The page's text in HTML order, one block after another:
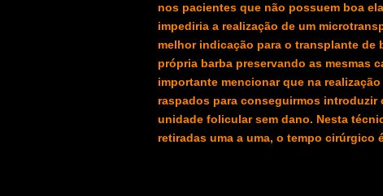
nos pacientes que não possuem boa
impediria a realização de um
melhor indicação para o transplante de
própria barba preservando as mesmas
importante mencionar que na
raspados para conseguirmos
unidade folicular sem dano. Nesta
retiradas uma a uma, o tempo cirúrgico